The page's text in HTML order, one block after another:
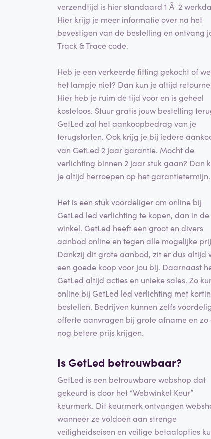
verzendtijd is hier standaard 1 Ã 2
Hier krijg je meer informatie over na het
bevestigen van de bestelling en ontvang
Track & Trace code.
Heb je een verkeerde fitting gekocht of
het lampje niet? Dan kun je altijd
Hier heb je ruim de tijd voor en is geheel
kosteloos. Stuur gratis jouw bestelling
GetLed zal het aankoopbedrag van je
terugstorten. Ook krijg je bij iedere
van GetLed 2 jaar garantie. Mocht de
verlichting binnen 2 jaar stuk gaan? Dan
je altijd herroepen op het garantietermijn.
Het is een stuk voordeliger om online bij
GetLed led verlichting te kopen, dan in de
winkel. GetLed heeft een groot en divers
aanbod online en tegen alle mogelijke
Dankzij dit grote aanbod, zit er dus altijd
een goede koop voor jou bij. Daarnaast
GetLed altijd acties en unieke sales. Zo
online bij GetLed led verlichting met
bestellen. Bedrijven kunnen zelfs
offerte aanvragen bij grote afname en zo
nog betere prijs krijgen.
Is GetLed betrouwbaar?
GetLed is een betrouwbare webshop dat
gekeurd is door het “Webwinkel Keur”
keurmerk. Dit keurmerk ontvangen
wanneer ze voldoen aan strenge
veiligheidseisen en veilige betaalopties